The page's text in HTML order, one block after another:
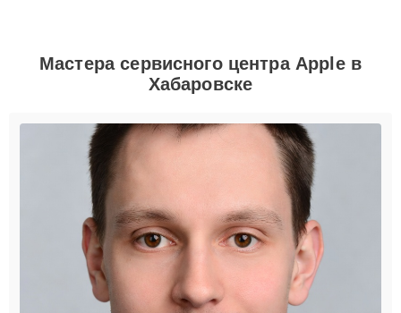
Мастера сервисного центра Apple в
Хабаровске